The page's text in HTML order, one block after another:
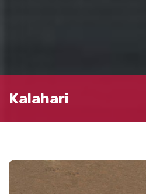
Kalahari